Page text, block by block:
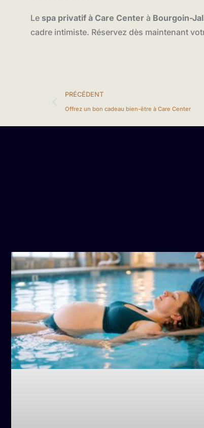
Le spa privatif à Care Center à Bourgoin-
cadre intimiste. Réservez dès maintenant
PRÉCÉDENT
Offrez un bon cadeau bien-être à Care Center